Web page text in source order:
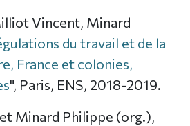
Vincent, Minard
du travail et de la
France et colonies,
", Paris, ENS, 2018-2019.
Minard Philippe (org.),